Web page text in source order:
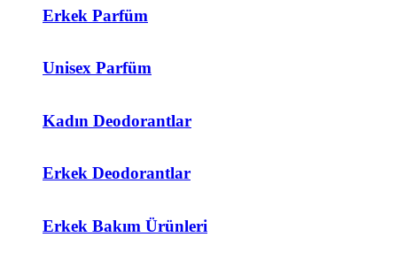
Erkek Parfüm
Unisex Parfüm
Kadın Deodorantlar
Erkek Deodorantlar
Erkek Bakım Ürünleri